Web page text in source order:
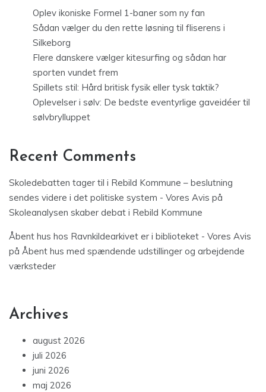
Oplev ikoniske Formel 1-baner som ny fan
Sådan vælger du den rette løsning til fliserens i
Silkeborg
Flere danskere vælger kitesurfing og sådan har
sporten vundet frem
Spillets stil: Hård britisk fysik eller tysk taktik?
Oplevelser i sølv: De bedste eventyrlige gaveidéer til
sølvbrylluppet
Recent Comments
Skoledebatten tager til i Rebild Kommune – beslutning
sendes videre i det politiske system - Vores Avis på
Skoleanalysen skaber debat i Rebild Kommune
Åbent hus hos Ravnkildearkivet er i biblioteket - Vores Avis
på Åbent hus med spændende udstillinger og arbejdende
værksteder
Archives
august 2026
juli 2026
juni 2026
maj 2026